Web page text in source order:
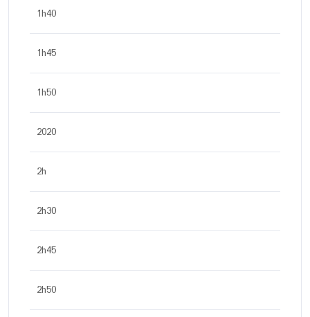
1h40
1h45
1h50
2020
2h
2h30
2h45
2h50